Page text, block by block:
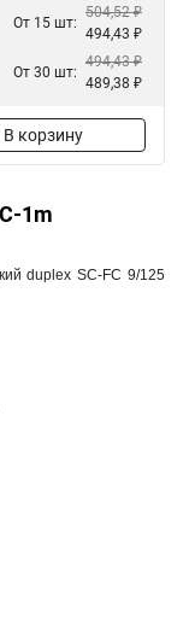
От 15 шт:
504,52 ₽
494,43 ₽
От 30 шт:
494,43 ₽
489,38 ₽
В корзину
1m
duplex SC-FC 9/125